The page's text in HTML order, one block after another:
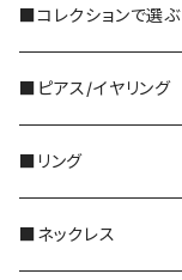
3,000円～
5,000円～
10,000円〜
30,000円〜
■コレクションで選ぶ
・国産ビーズ｜FORM
・天然石｜Gemstone
特別な｜Sleek
・天然石｜Twinkle
■ピアス/イヤリング
■リング
シルバー
■ネックレス